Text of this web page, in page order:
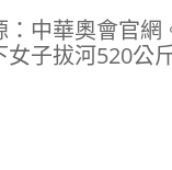
：中華奧會官網
女子拔河520公